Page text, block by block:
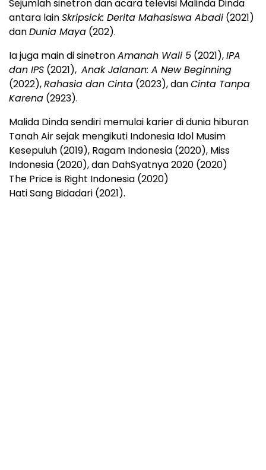
Sejumlah sinetron dan acara televisi Malinda Dinda
antara lainSkripsick: Derita Mahasiswa Abadi (2021)
danDunia Maya (202).
Ia juga main di sinetronAmanah Wali 5 (2021),IPA
dan IPS (2021), Anak Jalanan: A New Beginning
(2022),Rahasia dan Cinta (2023), danCinta Tanpa
Karena (2923).
Malida Dinda sendiri memulai karier di dunia hiburan
Tanah Air sejak mengikuti Indonesia Idol Musim
Kesepuluh (2019), Ragam Indonesia (2020), Miss
Indonesia (2020), dan DahSyatnya 2020 (2020)
The Price is Right Indonesia (2020)
Hati Sang Bidadari (2021).